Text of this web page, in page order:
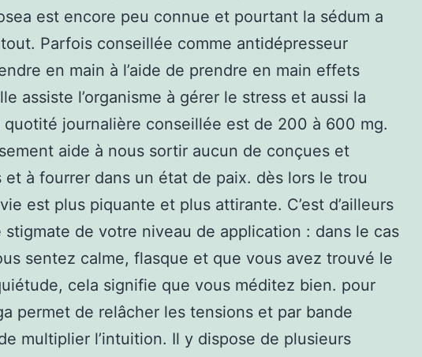
est encore peu connue et pourtant la sédum a
Parfois conseillée comme antidépresseur
en main à l’aide de prendre en main effets
assiste l’organisme à gérer le stress et aussi la
quotité journalière conseillée est de 200 à 600 mg.
aide à nous sortir aucun de conçues et
et à fourrer dans un état de paix. dès lors le trou
est plus piquante et plus attirante. C’est d’ailleurs
stigmate de votre niveau de application : dans le cas
sentez calme, flasque et que vous avez trouvé le
cela signifie que vous méditez bien. pour
permet de relâcher les tensions et par bande
multiplier l’intuition. Il y dispose de plusieurs